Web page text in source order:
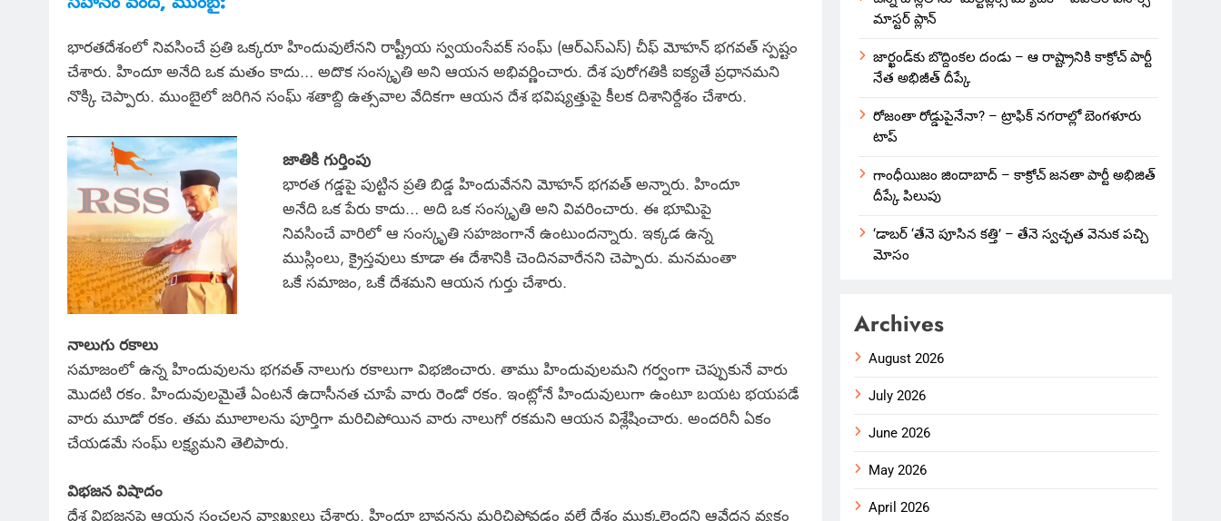
భారతదేశంలో నివసించే ప్రతి ఒక్కరూ హిందువులేనని రాష్ట్రీయ స్వయంసేవక్ సంఘ్‌ (ఆర్ఎస్ఎస్) చీఫ్ మోహన్ భగవత్ స్పష్టం
చేశారు. హిందూ అనేది ఒక మతం కాదు… అదొక సంస్కృతి అని ఆయన అభివర్ణించారు. దేశ పురోగతికి ఐక్యతే ప్రధానమని
నొక్కి చెప్పారు. ముంబైలో జరిగిన సంఘ్ శతాబ్ది ఉత్సవాల వేదికగా ఆయన దేశ భవిష్యత్తుపై కీలక దిశానిర్దేశం చేశారు.
జాతికి గుర్తింపు
భారత గడ్డపై పుట్టిన ప్రతి బిడ్డ హిందువేనని మోహన్ భగవత్ అన్నారు. హిందూ
అనేది ఒక పేరు కాదు… అది ఒక సంస్కృతి అని వివరించారు. ఈ భూమిపై
నివసించే వారిలో ఆ సంస్కృతి సహజంగానే ఉంటుందన్నారు. ఇక్కడ ఉన్న
ముస్లింలు, క్రైస్తవులు కూడా ఈ దేశానికి చెందినవారేనని చెప్పారు. మనమంతా
ఒకే సమాజం, ఒకే దేశమని ఆయన గుర్తు చేశారు.
నాలుగు రకాలు
సమాజంలో ఉన్న హిందువులను భగవత్ నాలుగు రకాలుగా విభజించారు. తాము హిందువులమని గర్వంగా చెప్పుకునే వారు
మొదటి రకం. హిందువులమైతే ఏంటనే ఉదాసీనత చూపే వారు రెండో రకం. ఇంట్లోనే హిందువులుగా ఉంటూ బయట భయపడే
వారు మూడో రకం. తమ మూలాలను పూర్తిగా మరిచిపోయిన వారు నాలుగో రకమని ఆయన విశ్లేషించారు. అందరినీ ఏకం
చేయడమే సంఘ్ లక్ష్యమని తెలిపారు.
విభజన విషాదం
దేశ విభజనపై ఆయన సంచలన వ్యాఖ్యలు చేశారు. హిందూ భావనను మరిచిపోవడం వల్లే దేశం ముక్కలైందని ఆవేదన వ్యక్తం
మాస్టర్ ప్లాన్
జార్ఖండ్‌కు బొద్దింకల దండు – ఆ రాష్ట్రానికి కాక్రోచ్ పార్టీ
నేత అభిజీత్ దీప్కే
రోజంతా రోడ్డుపైనేనా? – ట్రాఫిక్ నగరాల్లో బెంగళూరు
టాప్
గాంధీయిజం జిందాబాద్ – కాక్రోచ్ జనతా పార్టీ అభిజిత్
దీప్కే పిలుపు
‘డాబర్ ‘తేనె పూసిన కత్తి’ – తేనె స్వచ్ఛత వెనుక పచ్చి
మోసం
Archives
August 2026
July 2026
June 2026
May 2026
April 2026